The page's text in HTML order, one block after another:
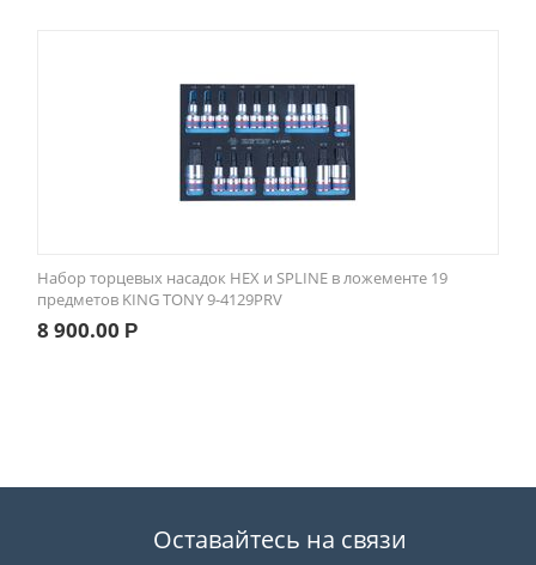
Набор торцевых насадок HEX и SPLINE в ложементе 19
предметов KING TONY 9-4129PRV
8 900.00 Р
Оставайтесь на связи